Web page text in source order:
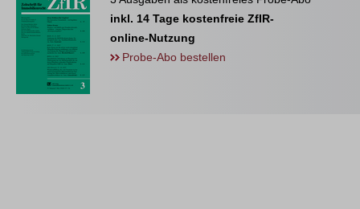
inkl. 14 Tage kostenfreie ZfIR-
online-Nutzung
Probe-Abo bestellen